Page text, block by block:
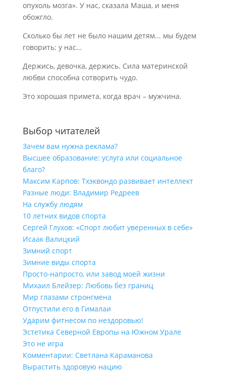
опухоль мозга». У нас, сказала Маша, и меня
обожгло.
Сколько бы лет не было нашим детям... мы будем
говорить: у нас…
Держись, девочка, держись. Сила материнской
любви способна сотворить чудо.
Это хорошая примета, когда врач – мужчина.
Выбор читателей
Зачем вам нужна реклама?
Высшее образование: услуга или социальное
благо?
Максим Карпов: Тхэквондо развивает интеллект
Разные люди: Владимир Редреев
На службу людям
10 летних видов спорта
Сергей Глухов: «Спорт любит уверенных в себе»
Исаак Валицкий
Зимний спорт
Зимние виды спорта
Просто-напросто, или завод моей жизни
Михаил Блейзер: Любовь без границ
Мир глазами стронгмена
Отпустили его в Гималаи
Ударим фитнесом по нездоровью!
Эстетика Северной Европы на Южном Урале
Это не игра
Комментарии: Светлана Караманова
Вырастить здоровую нацию